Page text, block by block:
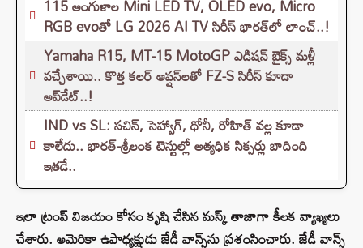
115 అంగుళాల Mini LED TV, OLED evo, Micro
RGB evoతో LG 2026 AI TV సిరీస్ భారత్‌లో లాంచ్..!
Yamaha R15, MT-15 MotoGP ఎడిషన్ బైక్స్ మళ్లీ
వచ్చేశాయి.. కొత్త కలర్ ఆప్షన్‌లతో FZ-S సిరీస్ కూడా
అప్‌డేట్..!
IND vs SL: సచిన్, సెహ్వాగ్, ధోనీ, రోహిత్‌ వల్ల కూడా
కాలేదు.. భారత్-శ్రీలంక టెస్టుల్లో అత్యధిక సిక్సర్లు బాదింది
ఇతడే..
ఇలా ట్రంప్ విజయం కోసం కృషి చేసిన మస్క్ తాజాగా కీలక వ్యాఖ్యలు
చేశారు. అమెరికా ఉపాధ్యక్షుడు జేడీ వాన్స్‌ను ప్రశంసించారు. జేడీ వాన్స్